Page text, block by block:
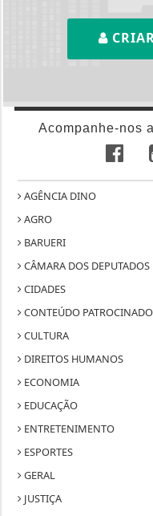
Acompanhe-nos
AGÊNCIA DINO
AGRO
BARUERI
CÂMARA DOS DEPUTADOS
CIDADES
CONTEÚDO PATROCINADO
CULTURA
DIREITOS HUMANOS
ECONOMIA
EDUCAÇÃO
ENTRETENIMENTO
ESPORTES
GERAL
JUSTIÇA